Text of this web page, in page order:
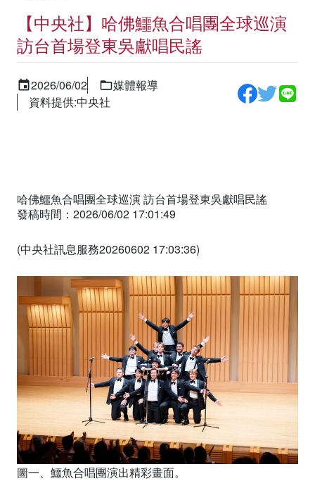
【中央社】哈佛鱷魚合唱團全球巡演
訪台首場登東吳獻唱民謠
2026/06/02
媒體報導
資料提供:中央社
哈佛鱷魚合唱團全球巡演 訪台首場登東吳獻唱民謠
發稿時間：2026/06/02 17:01:49
(中央社訊息服務20260602 17:03:36)
圖一、鱷魚合唱團演出精彩畫面。